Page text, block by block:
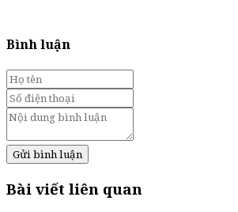
Bình luận
Gửi bình luận
Bài viết liên quan